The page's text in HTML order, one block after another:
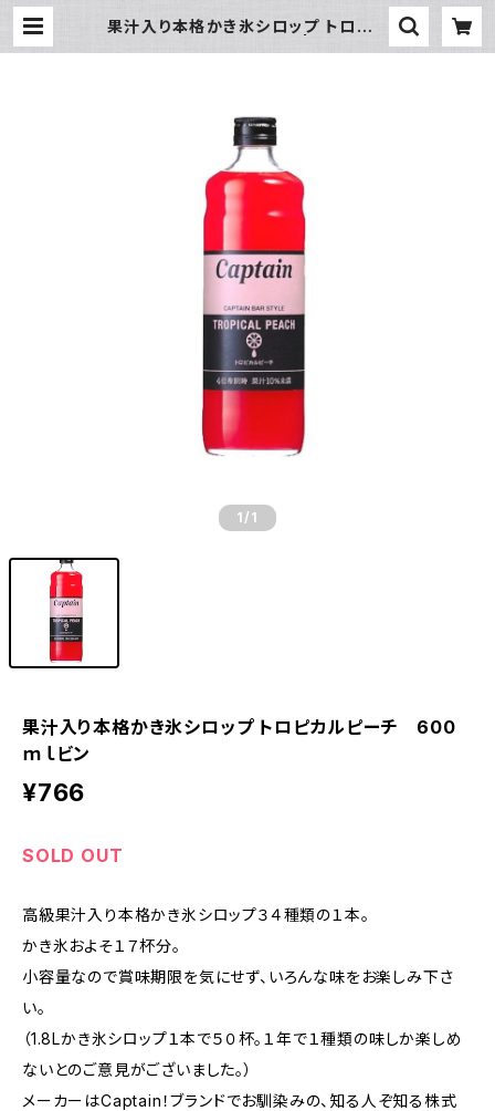
果汁入り本格かき氷シロップ トロピカ
1 /1
果汁入り本格かき氷シロップ トロピカルピーチ 600
ｍｌビン
¥766
SOLD OUT
高級果汁入り本格かき氷シロップ３４種類の１本。
かき氷およそ１７杯分。
小容量なので賞味期限を気にせず、いろんな味をお楽しみ下さ
い。
（1.8Lかき氷シロップ１本で５０杯。１年で１種類の味しか楽しめ
ないとのご意見がございました。）
メーカーはCaptain！ブランドでお馴染みの、知る人ぞ知る株式